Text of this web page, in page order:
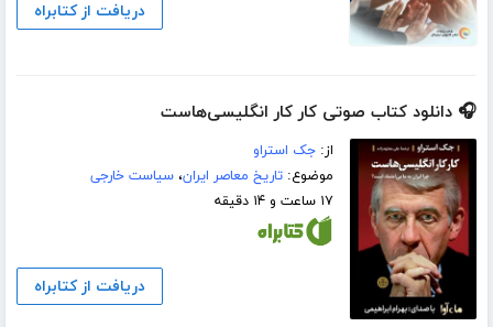
دریافت از کتابراه
🎧 دانلود کتاب صوتی کار کار انگلیسی‌هاست
از:جک استراو
موضوع:تاریخ معاصر ایران،سیاست خارجی
۱۷ ساعت و ۱۴ دقیقه
دریافت از کتابراه